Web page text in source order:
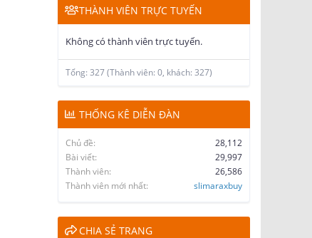
THÀNH VIÊN TRỰC TUYẾN
Không có thành viên trực tuyến.
Tổng: 327 (Thành viên: 0, khách: 327)
THỐNG KÊ DIỄN ĐÀN
Chủ đề
28,112
Bài viết
29,997
Thành viên
26,586
Thành viên mới nhất
slimaraxbuy
CHIA SẺ TRANG